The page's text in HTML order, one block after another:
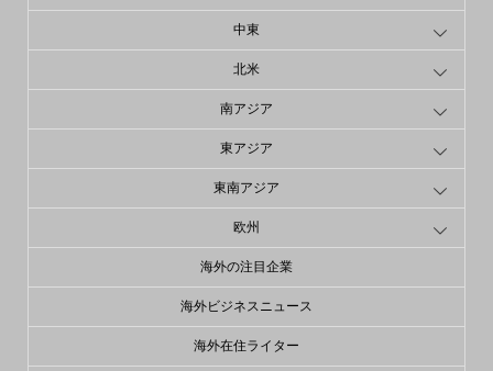
中東
北米
南アジア
東アジア
東南アジア
欧州
海外の注目企業
海外ビジネスニュース
海外在住ライター